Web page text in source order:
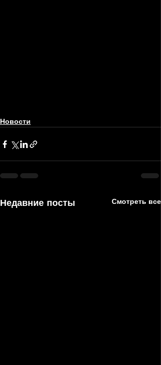
Новости
Недавние посты Смотреть все